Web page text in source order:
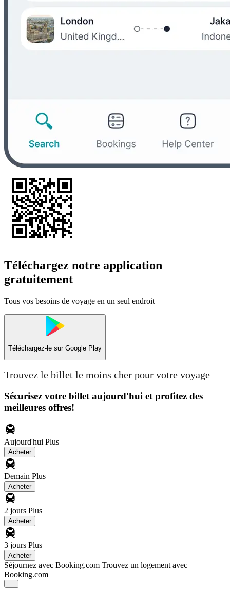
Téléchargez notre application
gratuitement
Tous vos besoins de voyage en un seul endroit
Téléchargez-le sur Google Play
Trouvez le billet le moins cher pour votre voyage
Sécurisez votre billet aujourd'hui et profitez des
meilleures offres!
Aujourd'hui Plus
Acheter
Demain Plus
Acheter
2 jours Plus
Acheter
3 jours Plus
Acheter
Séjournez avec Booking.com Trouvez un logement avec
Booking.com